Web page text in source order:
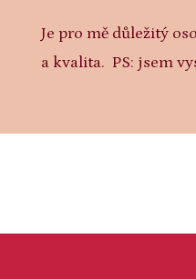
Je pro mě důležitý
a kvalita. PS: jsem